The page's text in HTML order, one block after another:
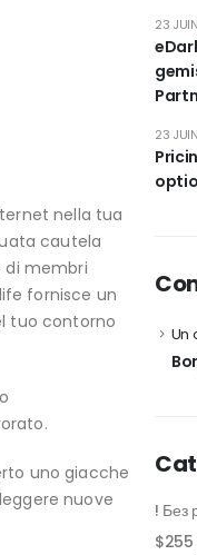
nella tua
cautela
di membri
fornisce un
tuo contorno
uno giacche
nuove
23
23
Un
! Без